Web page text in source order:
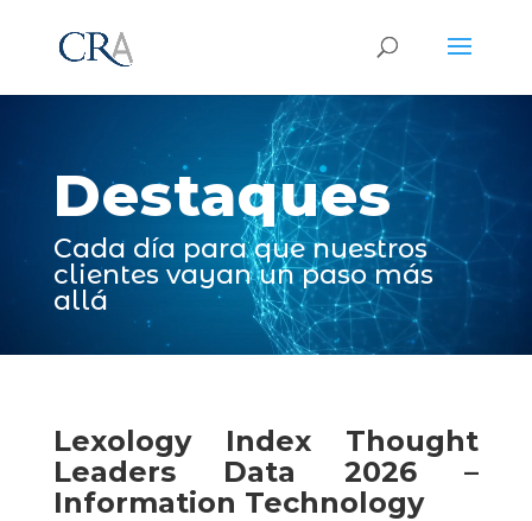
vídeo
Destaques
Cada día para que nuestros
clientes vayan un paso más
allá
Lexology Index Thought
Leaders Data 2026 –
Information Technology